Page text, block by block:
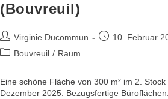
(Bouvreuil)
Virginie Ducommun
10. Februar
Bouvreuil / Raum
Eine schöne Fläche von 300 m² im 2.
Dezember 2025. Bezugsfertige